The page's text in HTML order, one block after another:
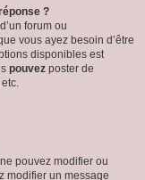
?
forum ou
vous ayez besoin d’être
disponibles est
pouvez poster de
pouvez modifier ou
modifier un message